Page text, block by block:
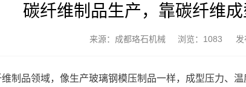
碳纤维制品生产，靠碳纤维
来源：成都珞石机械 浏览：1083
制品领域，像生产玻璃钢模压制品一样，成型压力、